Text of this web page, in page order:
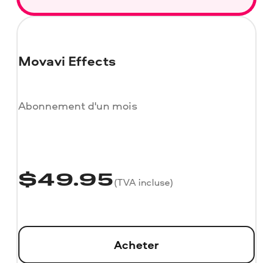
Movavi Effects
Abonnement d'un mois
$49.95(TVA incluse)
Acheter